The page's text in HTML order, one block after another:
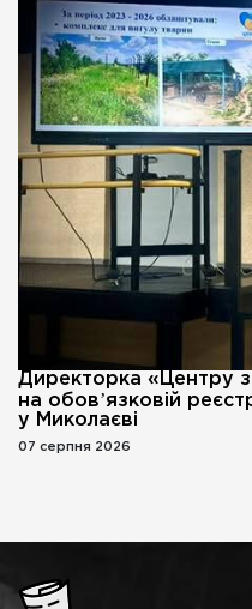
Директорка «Центру
на обовʼязковій
у Миколаєві
07 серпня 2026